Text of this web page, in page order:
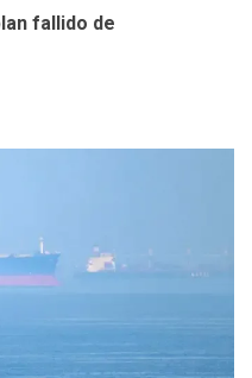
fallido de